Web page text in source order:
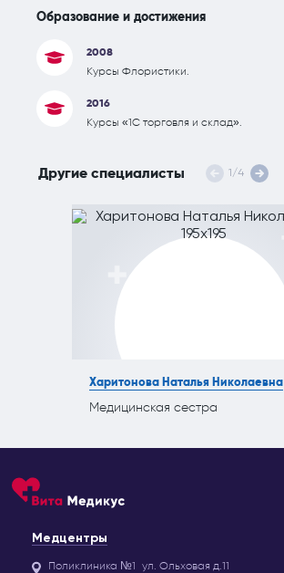
Образование и достижения
2008
Курсы Флористики.
2016
Курсы «1С торговля и склад».
Другие специалисты 1 /4
Харитонова Наталья Николаевна
Медицинская сестра
Медцентры
Поликлиника №1 ул. Ольховая д.11